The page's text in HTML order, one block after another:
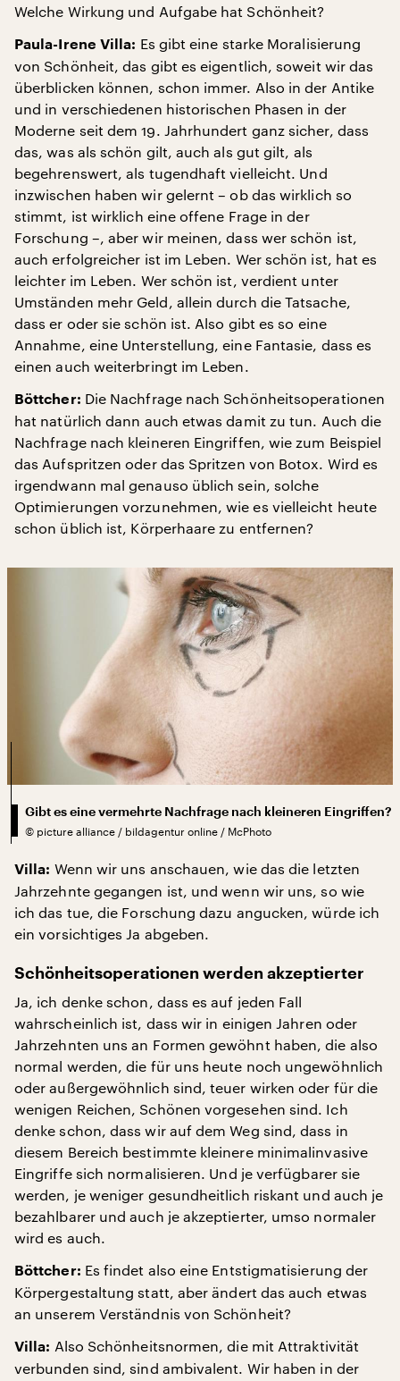
Welche Wirkung und Aufgabe hat Schönheit?
Paula-Irene Villa: Es gibt eine starke Moralisierung
von Schönheit, das gibt es eigentlich, soweit wir das
überblicken können, schon immer. Also in der Antike
und in verschiedenen historischen Phasen in der
Moderne seit dem 19. Jahrhundert ganz sicher, dass
das, was als schön gilt, auch als gut gilt, als
begehrenswert, als tugendhaft vielleicht. Und
inzwischen haben wir gelernt – ob das wirklich so
stimmt, ist wirklich eine offene Frage in der
Forschung –, aber wir meinen, dass wer schön ist,
auch erfolgreicher ist im Leben. Wer schön ist, hat es
leichter im Leben. Wer schön ist, verdient unter
Umständen mehr Geld, allein durch die Tatsache,
dass er oder sie schön ist. Also gibt es so eine
Annahme, eine Unterstellung, eine Fantasie, dass es
einen auch weiterbringt im Leben.
Böttcher: Die Nachfrage nach Schönheitsoperationen
hat natürlich dann auch etwas damit zu tun. Auch die
Nachfrage nach kleineren Eingriffen, wie zum Beispiel
das Aufspritzen oder das Spritzen von Botox. Wird es
irgendwann mal genauso üblich sein, solche
Optimierungen vorzunehmen, wie es vielleicht heute
schon üblich ist, Körperhaare zu entfernen?
Gibt es eine vermehrte Nachfrage nach kleineren Eingriffen?
© picture alliance / bildagentur online / McPhoto
Villa: Wenn wir uns anschauen, wie das die letzten
Jahrzehnte gegangen ist, und wenn wir uns, so wie
ich das tue, die Forschung dazu angucken, würde ich
ein vorsichtiges Ja abgeben.
Schönheitsoperationen werden akzeptierter
Ja, ich denke schon, dass es auf jeden Fall
wahrscheinlich ist, dass wir in einigen Jahren oder
Jahrzehnten uns an Formen gewöhnt haben, die also
normal werden, die für uns heute noch ungewöhnlich
oder außergewöhnlich sind, teuer wirken oder für die
wenigen Reichen, Schönen vorgesehen sind. Ich
denke schon, dass wir auf dem Weg sind, dass in
diesem Bereich bestimmte kleinere minimalinvasive
Eingriffe sich normalisieren. Und je verfügbarer sie
werden, je weniger gesundheitlich riskant und auch je
bezahlbarer und auch je akzeptierter, umso normaler
wird es auch.
Böttcher: Es findet also eine Entstigmatisierung der
Körpergestaltung statt, aber ändert das auch etwas
an unserem Verständnis von Schönheit?
Villa: Also Schönheitsnormen, die mit Attraktivität
verbunden sind, sind ambivalent. Wir haben in der